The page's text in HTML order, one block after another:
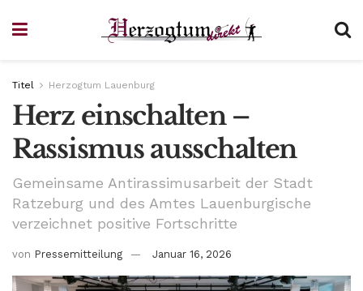
Titel Herzogtum Lauenburg
Herz einschalten –
Rassismus ausschalten
Gemeinsame Antirassimusarbeit der Stadt
Ratzeburg und des Amtes Lauenburgische
verzeichnet positive Fortschritte
von Pressemitteilung Januar 16, 2026